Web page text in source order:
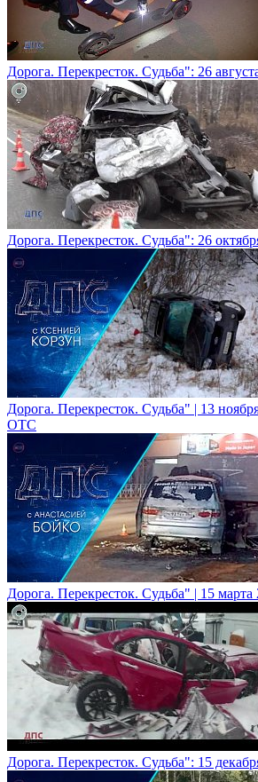
Дорога. Перекресток. Судьба": 26
Дорога. Перекресток. Судьба": 26
Дорога. Перекресток. Судьба" | 13
ОТС
Дорога. Перекресток. Судьба" | 15
Дорога. Перекресток. Судьба": 15